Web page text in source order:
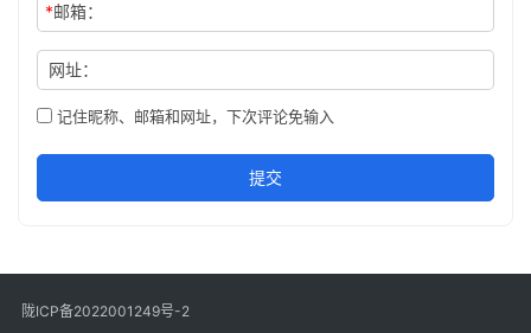
*邮箱：
网址：
记住昵称、邮箱和网址，下次评论免输入
提交
陇ICP备2022001249号-2